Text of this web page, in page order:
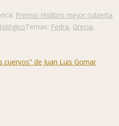
Premio Hislibris mejor cubierta
Temas: Fedra, Grecia,